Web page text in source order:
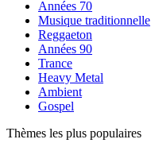
Années 70
Musique traditionnelle
Reggaeton
Années 90
Trance
Heavy Metal
Ambient
Gospel
Thèmes les plus populaires